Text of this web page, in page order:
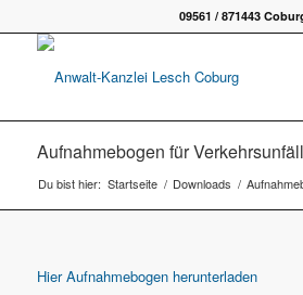
09561 / 871443
Aufnahmebogen für
Du bist hier: Startseite / Downloads /
Hier Aufnahmebogen herunterladen